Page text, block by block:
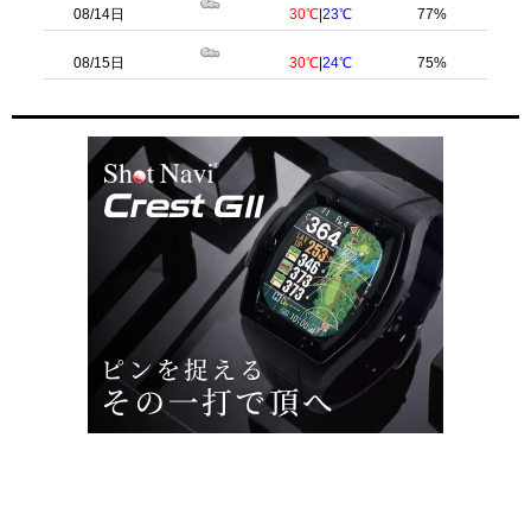
08/14日 30℃ |23℃ 77%
08/15日 30℃ |24℃ 75%